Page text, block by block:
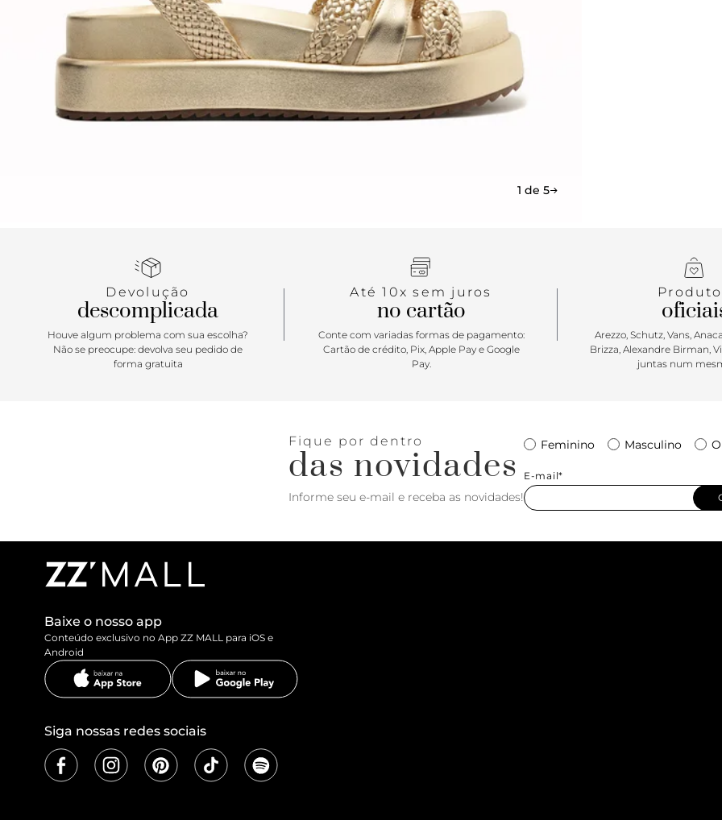
1 de 5
Devolução
descomplicada
Houve algum problema com sua escolha?
Não se preocupe: devolva seu pedido de
forma gratuita
Até 10x sem juros
no cartão
Conte com variadas formas de pagamento:
Cartão de crédito, Pix, Apple Pay e Google
Pay.
Arezzo, Schutz, Vans,
Brizza, Alexandre Birman,
juntas num
Fique por dentro
das novidades
Informe seu e-mail e receba as novidades!
Feminino Masculino
E-mail*
Baixe o nosso app
Conteúdo exclusivo no App ZZ MALL para iOS e
Android
Siga nossas redes sociais